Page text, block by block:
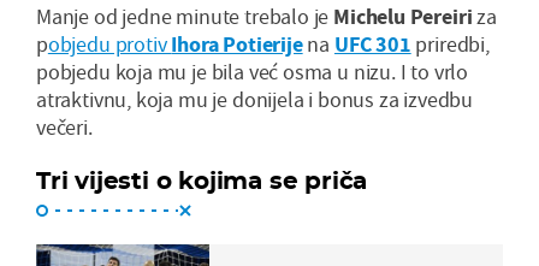
Manje od jedne minute trebalo je Michelu Pereiriza
pobjedu protivIhora Potierijena UFC 301 priredbi,
pobjedu koja mu je bila već osma u nizu. I to vrlo
atraktivnu, koja mu je donijela i bonus za izvedbu
večeri.
Tri vijesti o kojima se priča